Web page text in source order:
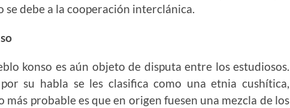
debe a la cooperación interclánica.
konso es aún objeto de disputa entre los estudiosos.
su habla se les clasifica como una etnia cushítica,
más probable es que en origen fuesen una mezcla de los